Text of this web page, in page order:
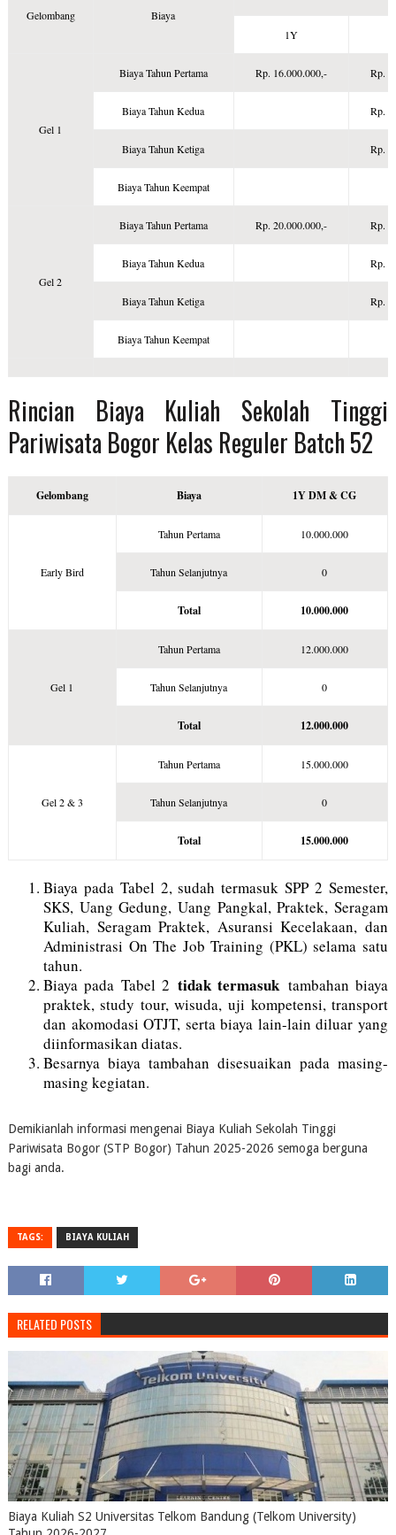
Gelombang
Biaya
1Y
Gel 1
Biaya Tahun Pertama Rp. 16.000.000,- Rp.
Biaya Tahun Kedua Rp.
Biaya Tahun Ketiga Rp.
Biaya Tahun Keempat
Gel 2
Biaya Tahun Pertama Rp. 20.000.000,- Rp.
Biaya Tahun Kedua Rp.
Biaya Tahun Ketiga Rp.
Biaya Tahun Keempat
Rincian Biaya Kuliah Sekolah Tinggi
Pariwisata Bogor Kelas Reguler Batch 52
Gelombang Biaya 1Y DM & CG
Early Bird
Tahun Pertama 10.000.000
Tahun Selanjutnya 0
Total 10.000.000
Gel 1
Tahun Pertama 12.000.000
Tahun Selanjutnya 0
Total 12.000.000
Gel 2 & 3
Tahun Pertama 15.000.000
Tahun Selanjutnya 0
Total 15.000.000
Biaya pada Tabel 2, sudah termasuk SPP 2 Semester,
SKS, Uang Gedung, Uang Pangkal, Praktek, Seragam
Kuliah, Seragam Praktek, Asuransi Kecelakaan, dan
Administrasi On The Job Training (PKL) selama satu
tahun.
Biaya pada Tabel 2tidak termasuktambahan biaya
praktek, study tour, wisuda, uji kompetensi, transport
dan akomodasi OTJT, serta biaya lain-lain diluar yang
diinformasikan diatas.
Besarnya biaya tambahan disesuaikan pada masing-
masing kegiatan.
Demikianlah informasi mengenai Biaya Kuliah Sekolah Tinggi
Pariwisata Bogor (STP Bogor) Tahun 2025-2026 semoga berguna
bagi anda.
TAGS: BIAYA KULIAH
RELATED POSTS
Biaya Kuliah S2 Universitas Telkom Bandung (Telkom University)